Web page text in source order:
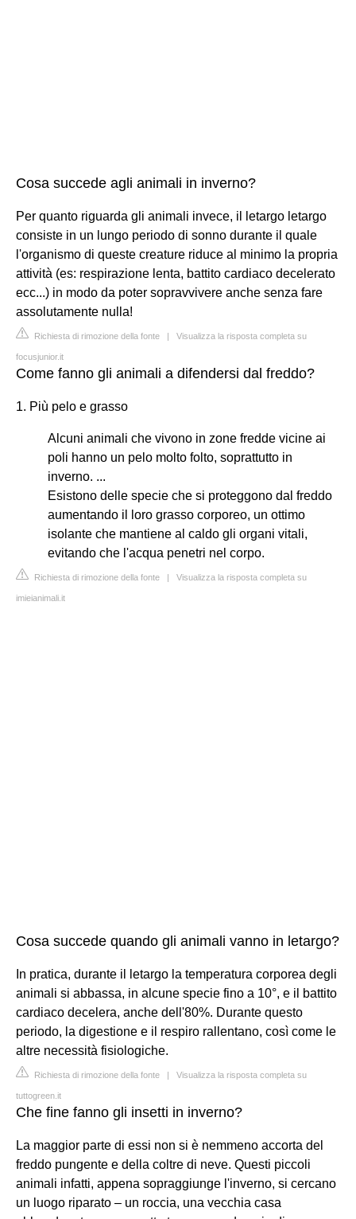
Cosa succede agli animali in inverno?
Per quanto riguarda gli animali invece, il letargo letargo
consiste in un lungo periodo di sonno durante il quale
l'organismo di queste creature riduce al minimo la propria
attività (es: respirazione lenta, battito cardiaco decelerato
ecc...) in modo da poter sopravvivere anche senza fare
assolutamente nulla!
Richiesta di rimozione della fonte | Visualizza la risposta completa su
focusjunior.it
Come fanno gli animali a difendersi dal freddo?
1. Più pelo e grasso
Alcuni animali che vivono in zone fredde vicine ai
poli hanno un pelo molto folto, soprattutto in
inverno. ...
Esistono delle specie che si proteggono dal freddo
aumentando il loro grasso corporeo, un ottimo
isolante che mantiene al caldo gli organi vitali,
evitando che l'acqua penetri nel corpo.
Richiesta di rimozione della fonte | Visualizza la risposta completa su
imieianimali.it
Cosa succede quando gli animali vanno in letargo?
In pratica, durante il letargo la temperatura corporea degli
animali si abbassa, in alcune specie fino a 10°, e il battito
cardiaco decelera, anche dell'80%. Durante questo
periodo, la digestione e il respiro rallentano, così come le
altre necessità fisiologiche.
Richiesta di rimozione della fonte | Visualizza la risposta completa su
tuttogreen.it
Che fine fanno gli insetti in inverno?
La maggior parte di essi non si è nemmeno accorta del
freddo pungente e della coltre di neve. Questi piccoli
animali infatti, appena sopraggiunge l'inverno, si cercano
un luogo riparato – un roccia, una vecchia casa